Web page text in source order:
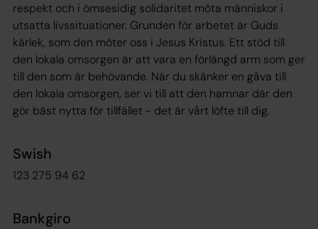
respekt och i ömsesidig solidaritet möta människor i
utsatta livssituationer. Grunden för arbetet är Guds
kärlek, som den möter oss i Jesus Kristus. Ett stöd till
den lokala omsorgen är att vara en förlängd arm som ger
till den som är behövande. När du skänker en gåva till
den lokala omsorgen, ser vi till att den hamnar där den
gör bäst nytta för tillfället - det är vårt löfte till dig.
Swish
123 275 94 62
Bankgiro